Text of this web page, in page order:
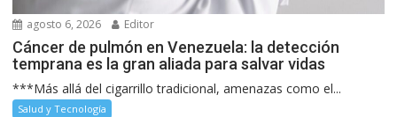
agosto 6, 2026 Editor
Cáncer de pulmón en Venezuela: la detección
temprana es la gran aliada para salvar vidas
***Más allá del cigarrillo tradicional, amenazas como el...
Salud y Tecnología